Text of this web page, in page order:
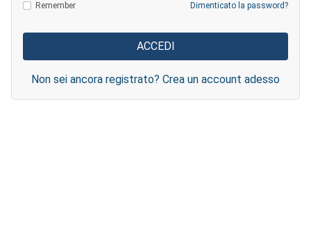
Remember Dimenticato la password?
Non sei ancora registrato? Crea un account adesso